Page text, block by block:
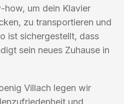
how, um dein Klavier
zu transportieren und
ist sichergestellt, dass
sein neues Zuhause in
Villach legen wir
und